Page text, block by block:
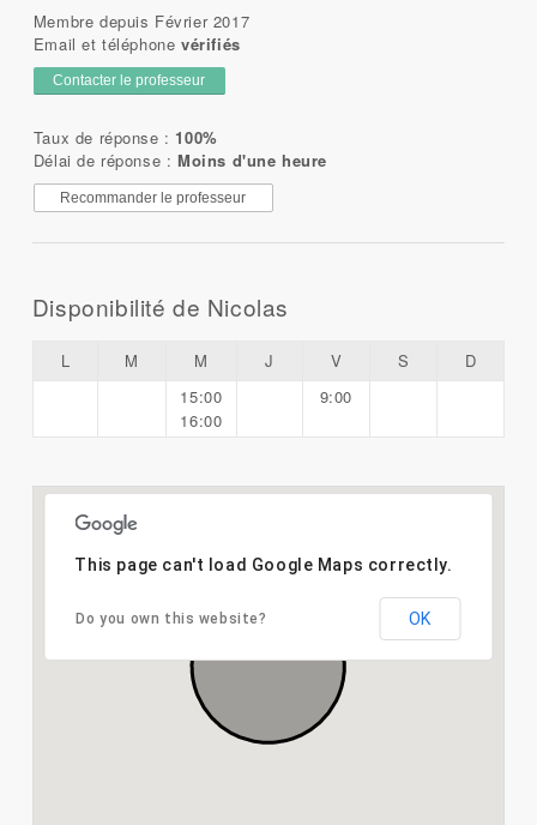
Membre depuis Février 2017
Email et téléphone vérifiés
Contacter le professeur
Taux de réponse : 100%
Délai de réponse : Moins d'une heure
Recommander le professeur
Disponibilité de Nicolas
L M M J V S
D
15:00
16:00
9:00
This page can't load Google Maps correctly.
Do you own this website? OK